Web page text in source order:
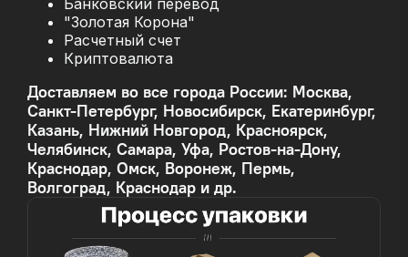
Банковский перевод
"Золотая Корона"
Расчетный счет
Криптовалюта
Доставляем во все города России: Москва,
Санкт-Петербург, Новосибирск, Екатеринбург,
Казань, Нижний Новгород, Красноярск,
Челябинск, Самара, Уфа, Ростов-на-Дону,
Краснодар, Омск, Воронеж, Пермь,
Волгоград, Краснодар и др.